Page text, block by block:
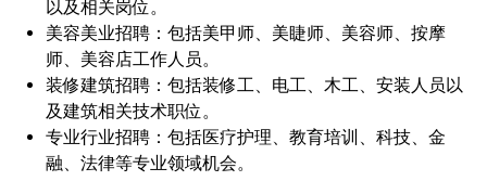
以及相关岗位。
美容美业招聘： 包括美甲师、美睫师、美容师、按摩
师、美容店工作人员。
装修建筑招聘： 包括装修工、电工、木工、安装人员以
及建筑相关技术职位。
专业行业招聘： 包括医疗护理、教育培训、科技、金
融、法律等专业领域机会。